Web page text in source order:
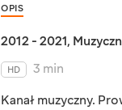
OPIS
2012 - 2021,
HD
3 min
Kanał muzyczny.